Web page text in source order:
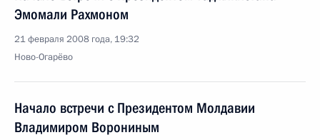
Эмомали Рахмоном
21 февраля 2008 года, 19:32
Ново-Огарёво
Начало встречи с Президентом Молдавии
Владимиром Ворониным